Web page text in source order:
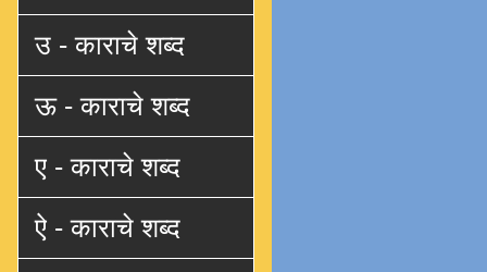
उ - काराचे शब्द
ऊ - काराचे शब्द
ए - काराचे शब्द
ऐ - काराचे शब्द